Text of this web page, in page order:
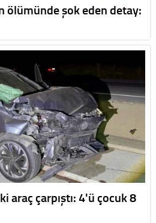
ölümünde şok eden detay:
araç çarpıştı: 4'ü çocuk 8